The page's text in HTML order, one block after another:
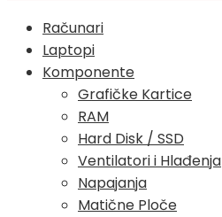
Računari
Laptopi
Komponente
Grafičke Kartice
RAM
Hard Disk / SSD
Ventilatori i Hlađenja
Napajanja
Matične Ploče